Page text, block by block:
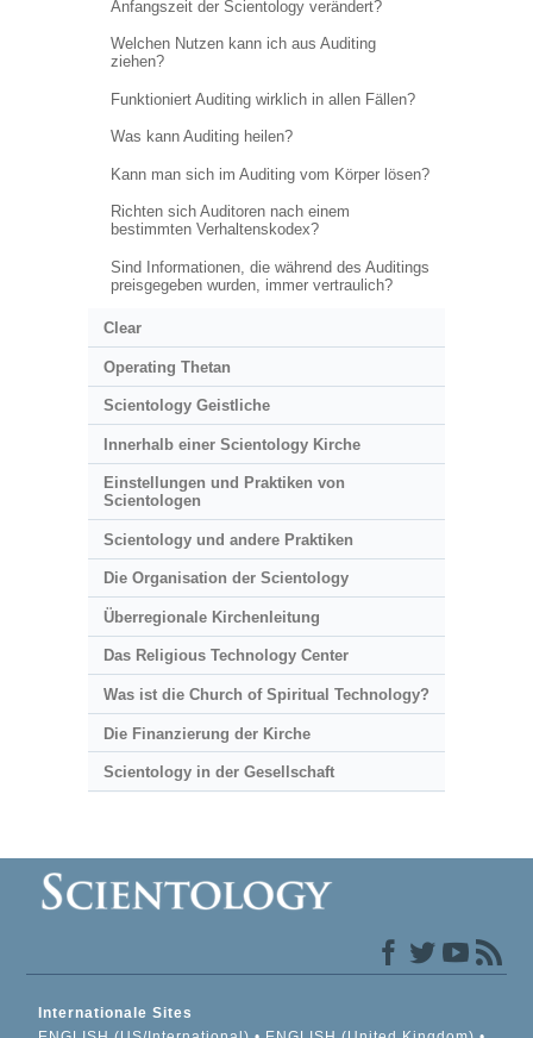
Anfangszeit der Scientology verändert?
Welchen Nutzen kann ich aus Auditing
ziehen?
Funktioniert Auditing wirklich in allen Fällen?
Was kann Auditing heilen?
Kann man sich im Auditing vom Körper lösen?
Richten sich Auditoren nach einem
bestimmten Verhaltenskodex?
Sind Informationen, die während des Auditings
preisgegeben wurden, immer vertraulich?
Clear
Operating Thetan
Scientology Geistliche
Innerhalb einer Scientology Kirche
Einstellungen und Praktiken von
Scientologen
Scientology und andere Praktiken
Die Organisation der Scientology
Überregionale Kirchenleitung
Das Religious Technology Center
Was ist die Church of Spiritual Technology?
Die Finanzierung der Kirche
Scientology in der Gesellschaft
Internationale Sites